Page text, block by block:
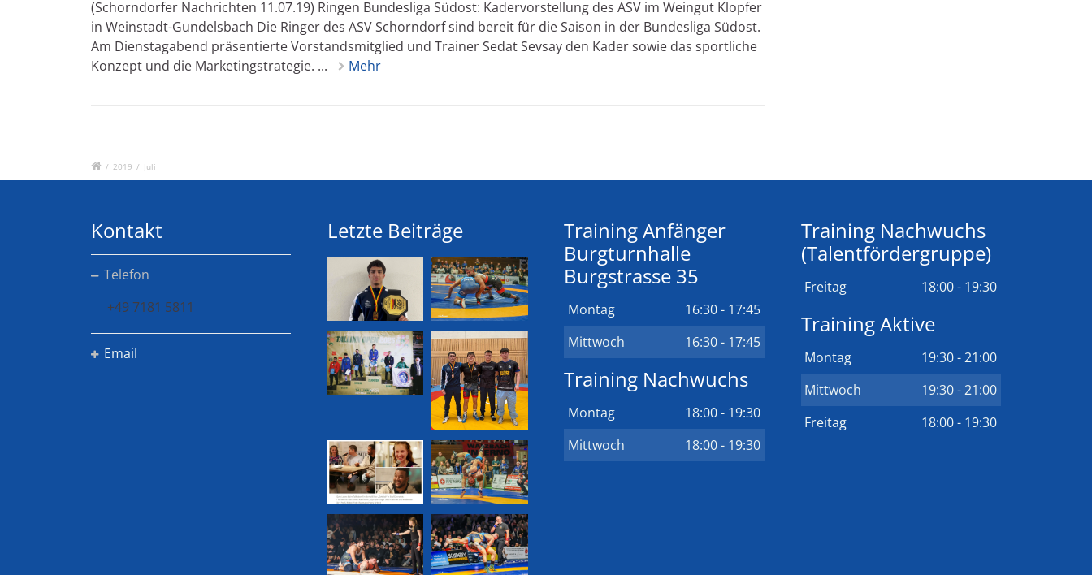
(Schorndorfer Nachrichten 11.07.19) Ringen Bundesliga Südost: Kadervorstellung des ASV im Weingut Klopfer
in Weinstadt-Gundelsbach Die Ringer des ASV Schorndorf sind bereit für die Saison in der Bundesliga Südost.
Am Dienstagabend präsentierte Vorstandsmitglied und Trainer Sedat Sevsay den Kader sowie das sportliche
Konzept und die Marketingstrategie. ...
Mehr
/ 2019 / Juli
Kontakt
Telefon
+49 7181 5811
Email
Letzte Beiträge
Training Anfänger
Burgturnhalle
Burgstrasse 35
Montag
16:30 - 17:45
Mittwoch
16:30 - 17:45
Training Nachwuchs
Montag
18:00 - 19:30
Mittwoch
18:00 - 19:30
Training Nachwuchs
(Talentfördergruppe)
Freitag 18:00 - 19:30
Training Aktive
Montag
19:30 - 21:00
Mittwoch
19:30 - 21:00
Freitag
18:00 - 19:30